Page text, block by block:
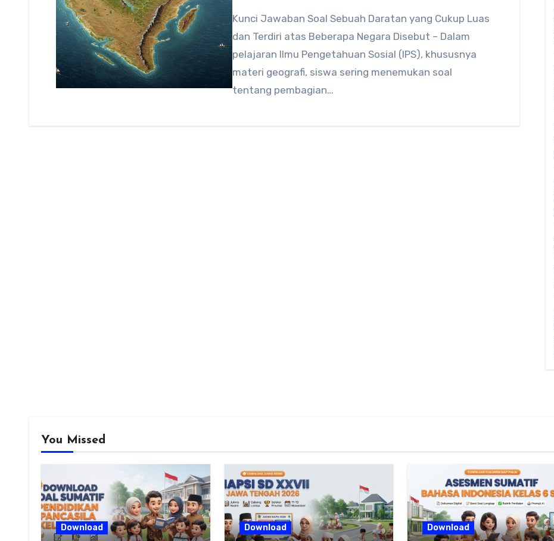
Kunci Jawaban Soal Sebuah Daratan yang Cukup Luas
dan Terdiri atas Beberapa Negara Disebut – Dalam
pelajaran Ilmu Pengetahuan Sosial (IPS), khususnya
materi geografi, siswa sering menemukan soal
tentang pembagian…
You Missed
Download Download Download